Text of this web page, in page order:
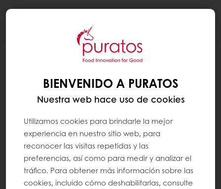
BIENVENIDO A PURATOS
Nuestra web hace uso de cookies
Utilizamos cookies para brindarle la mejor
experiencia en nuestro sitio web, para
reconocer las visitas repetidas y las
preferencias, así como para medir y analizar el
tráfico. Para obtener más información sobre las
cookies, incluido cómo deshabilitarlas, consulte